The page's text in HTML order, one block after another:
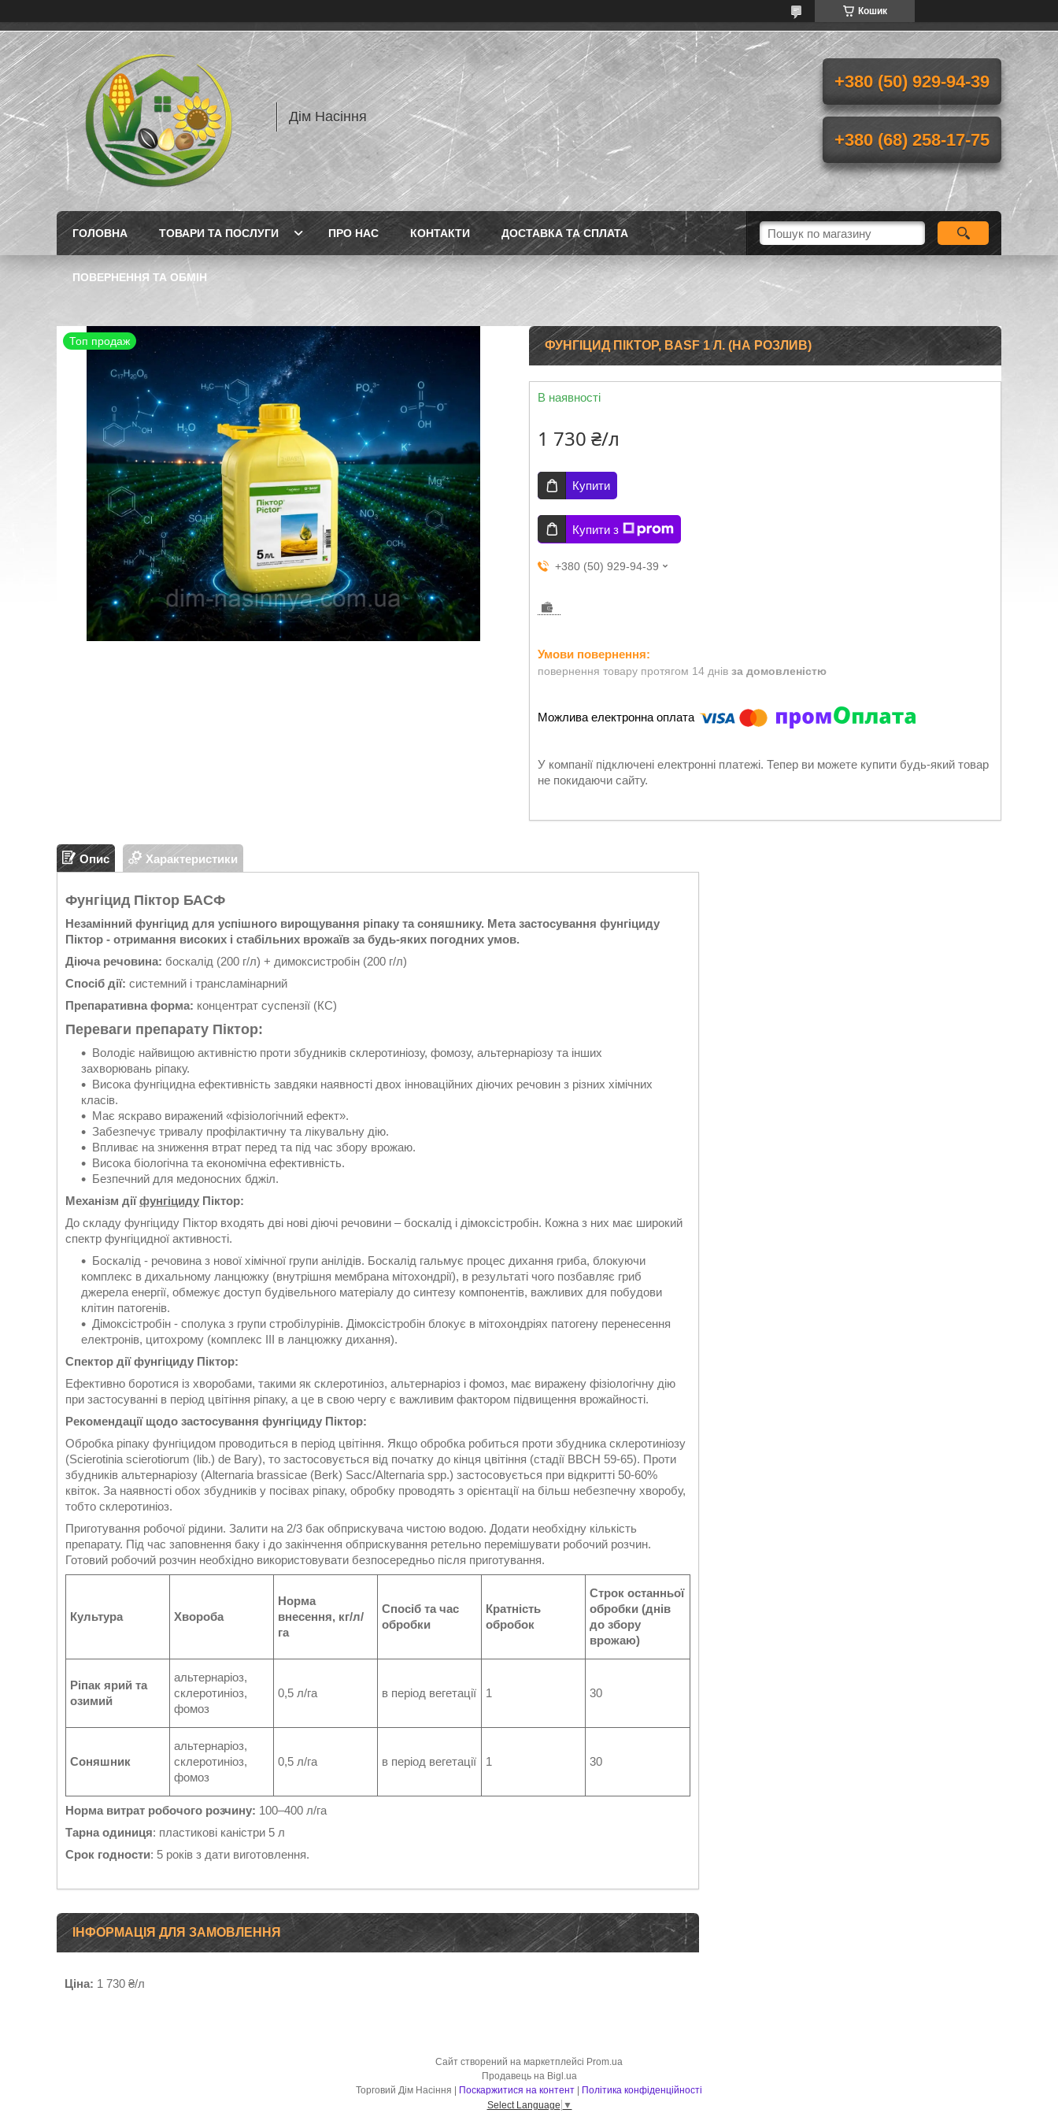
Кошик
Дім Насіння
+380 (50) 929-94-39
+380 (68) 258-17-75
ГОЛОВНА ТОВАРИ ТА ПОСЛУГИ ПРО НАС КОНТАКТИ ДОСТАВКА ТА СПЛАТА
ПОВЕРНЕННЯ ТА ОБМІН
Топ продаж ФУНГІЦИД ПІКТОР, BASF 1 Л. (НА РОЗЛИВ)
В наявності
1 730 ₴/л
Купити
Купити з
+380 (50) 929-94-39
повернення товару протягом 14 днів за домовленістю
У компанії підключені електронні платежі. Тепер ви можете купити будь-який товар
не покидаючи сайту.
Опис Характеристики
Фунгіцид Піктор БАСФ
Незамiнний фунгiцид для успiшного вирощування рiпаку та соняшнику. Мета застосування фунгiциду
Пiктор - отримання високих і стабільних врожаїв за будь-яких погодних умов.
Діюча речовина: боскалід (200 г/л) + димоксистробін (200 г/л)
Спосіб дії: системний і трансламінарний
Препаративна форма: концентрат суспензії (КС)
Переваги препарату Піктор:
Володіє найвищою активністю проти збудників склеротиніозу, фомозу, альтернаріозу та інших
захворювань ріпаку.
Висока фунгіцидна ефективність завдяки наявності двох інноваційних діючих речовин з різних хімічних
класів.
Має яскраво виражений «фізіологічний ефект».
Забезпечує тривалу профілактичну та лікувальну дію.
Впливає на зниження втрат перед та під час збору врожаю.
Висока біологічна та економічна ефективність.
Безпечний для медоносних бджіл.
Механізм діїфунгіциду Піктор:
До складу фунгіциду Піктор входять дві нові діючі речовини – боскалід і дімоксістробін. Кожна з них має широкий
спектр фунгіцидної активності.
Боскалід - речовина з нової хімічної групи анілідів. Боскалід гальмує процес дихання гриба, блокуючи
комплекс в дихальному ланцюжку (внутрішня мембрана мітохондрії), в результаті чого позбавляє гриб
джерела енергії, обмежує доступ будівельного матеріалу до синтезу компонентів, важливих для побудови
клітин патогенів.
Дімоксістробін - сполука з групи стробілурінів. Дімоксістробін блокує в мітохондріях патогену перенесення
електронів, цитохрому (комплекс III в ланцюжку дихання).
Спектор дії фунгіциду Піктор:
Ефективно боротися із хворобами, такими як склеротиніоз, альтернаріоз і фомоз, має виражену фізіологічну дію
при застосуванні в період цвітіння ріпаку, а це в свою чергу є важливим фактором підвищення врожайності.
Рекомендації щодо застосування фунгіциду Піктор:
Обробка ріпаку фунгіцидом проводиться в період цвітіння. Якщо обробка робиться проти збудника склеротиніозу
(Scierotinia scierotiorum (lib.) de Вагу), то застосовується від початку до кінця цвітіння (стадії ВВСН 59-65). Проти
збудників альтернаріозу (Alternaria brassicae (Berk) Sacc/Alternaria spp.) застосовується при відкритті 50-60%
квіток. За наявності обох збудників у посівах ріпаку, обробку проводять з орієнтації на більш небезпечну хворобу,
тобто склеротиніоз.
Приготування робочої рідини. Залити на 2/3 бак обприскувача чистою водою. Додати необхідну кількість
препарату. Під час заповнення баку і до закінчення обприскування ретельно перемішувати робочий розчин.
Готовий робочий розчин необхідно використовувати безпосередньо після приготування.
Культура Хвороба
Норма
внесення, кг/л/
га
Спосіб та час
обробки
Кратність
обробок
Строк останньої
обробки (днів
до збору
врожаю)
Ріпак ярий та
озимий
альтернаріоз,
склеротиніоз,
фомоз
0,5 л/га в період вегетації 1 30
Соняшник
альтернаріоз,
склеротиніоз,
фомоз
0,5 л/га в період вегетації 1 30
Норма витрат робочого розчину: 100–400 л/га
Тарна одиниця: пластикові каністри 5 л
Срок годности: 5 років з дати виготовлення.
ІНФОРМАЦІЯ ДЛЯ ЗАМОВЛЕННЯ
Ціна: 1 730 ₴/л
Сайт створений на маркетплейсі Prom.ua
Продавець на Bigl.ua
Поскаржитися на контент
Політика конфіденційності
Select Language ▼